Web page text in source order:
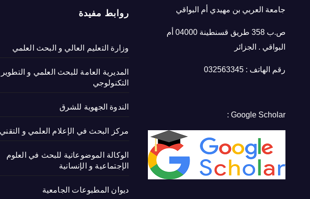
جامعة العربي بن مهيدي أم البواقي
ص.ب 358 طريق قسنطينة 04000 أم
البواقي . الجزائر
رقم الهاتف : 032563345
Google Scholar :
روابط مفيدة
وزارة التعليم العالي و البحث العلمي
المديرية العامة للبحث العلمي و التطوير
التكنولوجي
الندوة الجهوية للشرق
مركز البحث في الإعلام العلمي و التقني
الوكالة الموضوعاتية للبحث في العلوم
الإجتماعية و الإنسانية
ديوان المطبوعات الجامعية